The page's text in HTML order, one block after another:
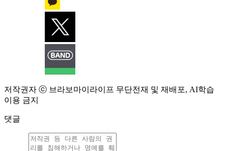
저작권자 ⓒ 브라보마이라이프 무단전재 및 재배포, AI학습
이용 금지
댓글